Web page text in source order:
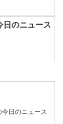
日のニュース
日のニュース